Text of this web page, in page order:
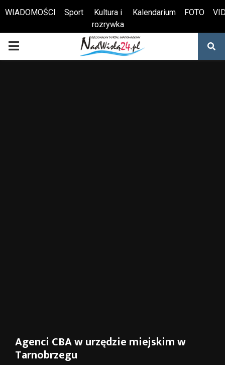
Otwórz pasek narzędzi
WIADOMOŚCI Sport
Kultura i
rozrywka
Kalendarium FOTO
PRIMARY
Agenci CBA w urzędzie miejskim w
Tarnobrzegu